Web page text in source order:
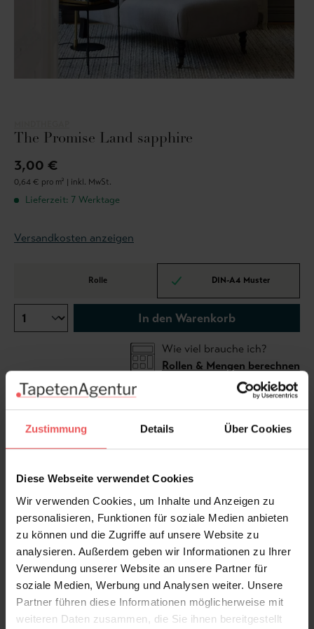
Zustimmung Details Über Cookies
Diese Webseite verwendet Cookies
Wir verwenden Cookies, um Inhalte und Anzeigen zu
personalisieren, Funktionen für soziale Medien anbieten
zu können und die Zugriffe auf unsere Website zu
analysieren. Außerdem geben wir Informationen zu Ihrer
Verwendung unserer Website an unsere Partner für
soziale Medien, Werbung und Analysen weiter. Unsere
Partner führen diese Informationen möglicherweise mit
weiteren Daten zusammen, die Sie ihnen bereitgestellt
The Promise Land sapphire
3,00 €
0,64 € pro m² | inkl. MwSt.
Lieferzeit: 7 Werktage
Versandkosten anzeigen
Rolle DIN-A4 Muster
In den Warenkorb
Wie viel brauche ich?
Rollen & Mengen berechnen
Inspiriert von antiken Illustrationen von Feen und
großflächigen Ornamenten. Als Teil der
IMAGINARIUM-Kollektion wurde dieses Design auf 3
Bahnen gedruckt, um die Wiederholbarkeit des
Musters zu maximieren.
Produktdetails
Versand & Zahlung